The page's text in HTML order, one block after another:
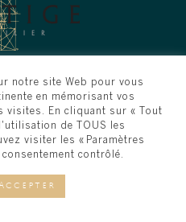
droits réservés. site web
Creative Studio™
notre site Web pour vous
en mémorisant vos
visites. En cliquant sur « Tout
de TOUS les
visiter les « Paramètres
contrôlé.